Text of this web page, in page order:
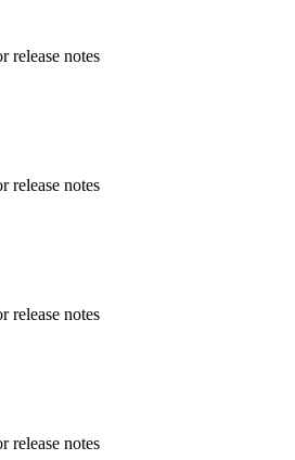
release notes
release notes
release notes
release notes